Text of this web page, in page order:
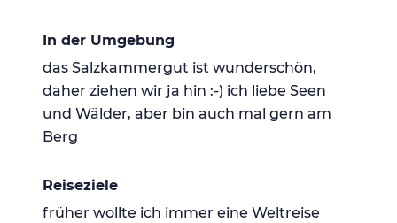
In der Umgebung
das Salzkammergut ist wunderschön,
daher ziehen wir ja hin :-) ich liebe Seen
und Wälder, aber bin auch mal gern am
Berg
Reiseziele
früher wollte ich immer eine Weltreise